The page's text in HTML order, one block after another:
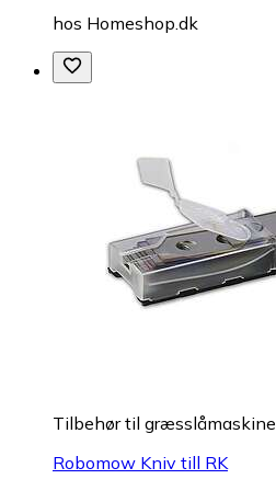
hos Homeshop.dk
Tilbehør til græsslåmaskine
Robomow Kniv till RK